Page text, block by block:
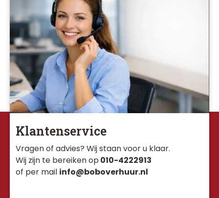
Klantenservice
Vragen of advies? Wij staan voor u klaar.
Wij zijn te bereiken op 010-4222913
of per mail info@boboverhuur.nl